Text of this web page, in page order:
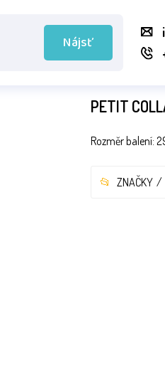
Nájsť
PETIT
Rozměr balení:
ZNAČKY